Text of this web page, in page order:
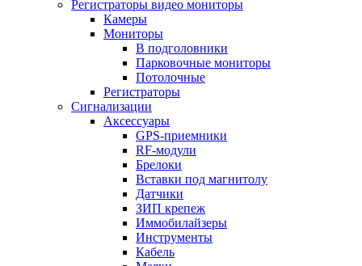
Регистраторы видео мониторы
Камеры
Мониторы
В подголовники
Парковочные мониторы
Потолочные
Регистраторы
Сигнализации
Аксессуары
GPS-приемники
RF-модули
Брелоки
Вставки под магнитолу
Датчики
ЗИП крепеж
Иммобилайзеры
Инструменты
Кабель